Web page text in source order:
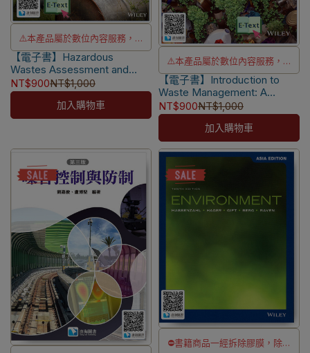
⚠️本產品屬於數位內容服務，一
經購買不提供退貨與退款
⚠️本產品為台灣優惠價格，故僅
販售給台灣地區使用
⚠️電子書產品僅限台灣境內使
【電子書】Hazardous
Wastes Assessment and
Remediation 2/e [Watts]
NT$900NT$1,000
加入購物車
⚠️本產品屬於數位內容服務，一
經購買不提供退貨與退款
⚠️本產品為台灣優惠價格，故僅
販售給台灣地區使用
⚠️電子書產品僅限台灣境內使
用，海外IP無法註冊成功
【電子書】Introduction to
Waste Management: A
Textbook [Hasan]
NT$900NT$1,000
加入購物車
⛔書籍商品一經拆除膠膜，除非